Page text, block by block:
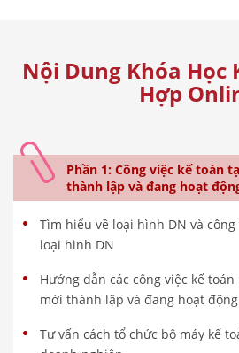
Nội Dung Khóa Học
Hợp
Phần 1: Công việc kế toán
thành lập và đang hoạt
Tìm hiểu về loại hình DN và
loại hình DN
Hướng dẫn các công việc kế
mới thành lập và đang hoạt động
Tư vấn cách tổ chức bộ máy kế